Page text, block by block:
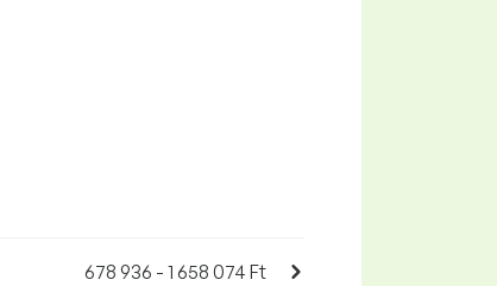
678 936 - 1 658 074 Ft